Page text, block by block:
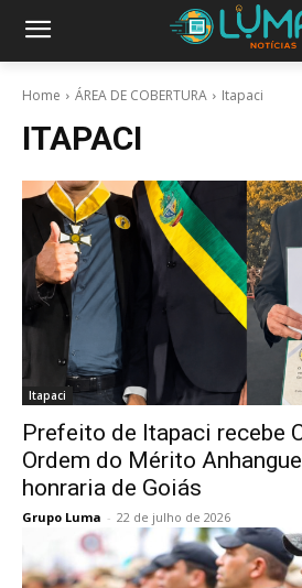
Home ÁREA DE COBERTURA Itapaci
ITAPACI
Itapaci
Prefeito de Itapaci recebe
Ordem do Mérito
honraria de Goiás
Grupo Luma - 22 de julho de 2026